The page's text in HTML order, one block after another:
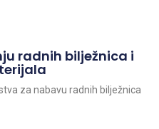
radnih bilježnica i
za nabavu radnih bilježnica